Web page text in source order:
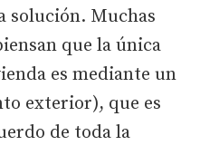
solución. Muchas
que la única
es mediante un
exterior), que es
de toda la